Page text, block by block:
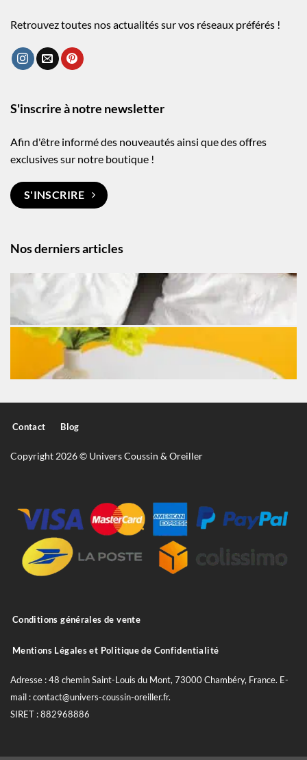
Retrouvez toutes nos actualités sur vos réseaux préférés !
Nos derniers articles
S'inscrire à notre newsletter
Afin d'être informé des nouveautés ainsi que des offres
exclusives sur notre boutique !
S'INSCRIRE
Contact Blog
Copyright 2026 © Univers Coussin & Oreiller
Conditions générales de vente
Mentions Légales et Politique de Confidentialité
Adresse : 48 chemin Saint-Louis du Mont, 73000 Chambéry, France. E-
mail : contact@univers-coussin-oreiller.fr.
SIRET : 882968886